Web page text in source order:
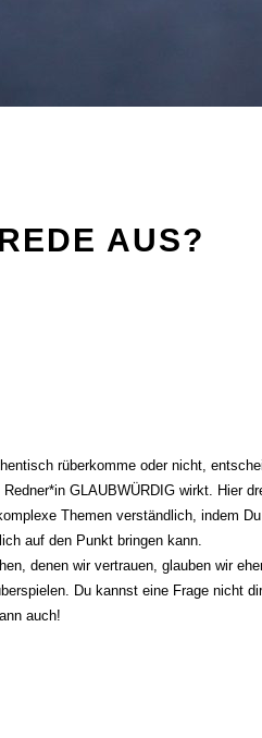
AUS?
rüberkomme oder nicht,
GLAUBWÜRDIG wirkt. Hier
Themen verständlich, indem
auf den Punkt bringen kann.
denen wir vertrauen, glauben wir
Du kannst eine Frage nicht
auch!